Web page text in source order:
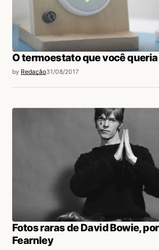
O termoestato que você queria
by Redação31/08/2017
Fotos raras de David Bowie,
Fearnley